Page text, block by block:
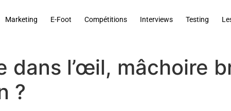
Marketing E-Foot Compétitions Interviews Testing
dans l’œil, mâchoire
?